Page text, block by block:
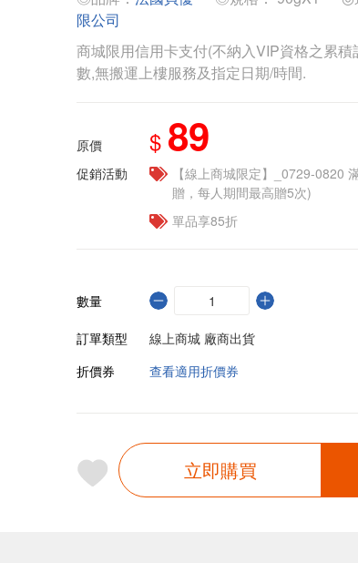
限公司
商城限用信用卡支付(不納入VIP資格之累
數,無搬運上樓服務及指定日期/時間.
原價 $ 89
促銷活動
【線上商城限定】_0729-0820
贈，每人期間最高贈5次)
單品享85折
數量
訂單類型
線上商城 廠商出貨
折價券
查看適用折價券
立即購買